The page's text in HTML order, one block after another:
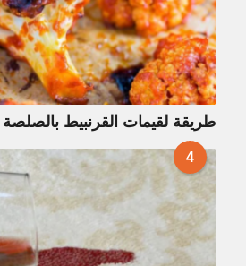
طريقة لقيمات القرنبيط بالصلصة
4